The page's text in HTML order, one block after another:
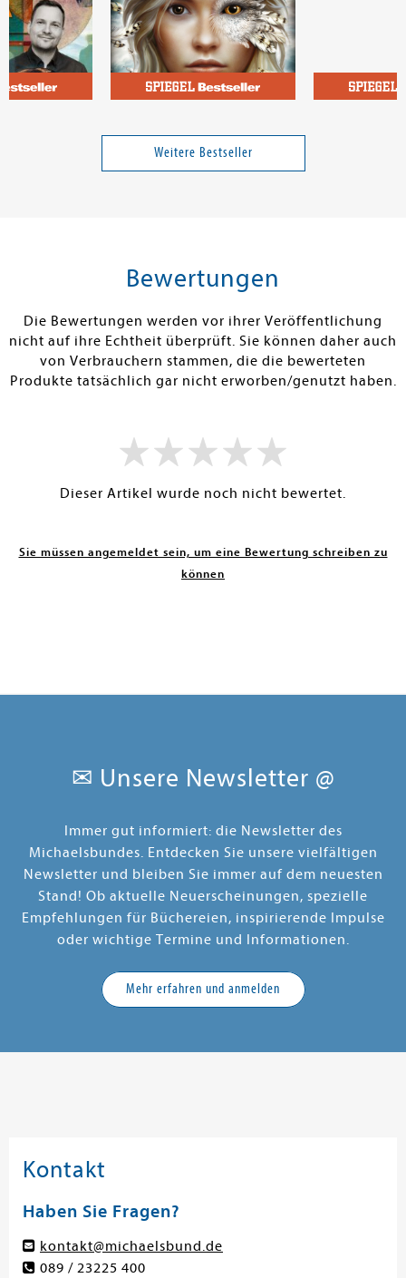
Windwalkers (3). Giftige
Gefahr
Warenkorb
TAGEN
Weitere Bestseller
Bewertungen
Die Bewertungen werden vor ihrer Veröffentlichung
nicht auf ihre Echtheit überprüft. Sie können daher auch
von Verbrauchern stammen, die die bewerteten
Produkte tatsächlich gar nicht erworben/genutzt haben.
Dieser Artikel wurde noch nicht bewertet.
Sie müssen angemeldet sein, um eine Bewertung schreiben zu
können
✉ Unsere Newsletter @
Immer gut informiert: die Newsletter des
Michaelsbundes. Entdecken Sie unsere vielfältigen
Newsletter und bleiben Sie immer auf dem neuesten
Stand! Ob aktuelle Neuerscheinungen, spezielle
Empfehlungen für Büchereien, inspirierende Impulse
oder wichtige Termine und Informationen.
Mehr erfahren und anmelden
Kontakt
Haben Sie Fragen?
kontakt@michaelsbund.de
089 / 23225 400